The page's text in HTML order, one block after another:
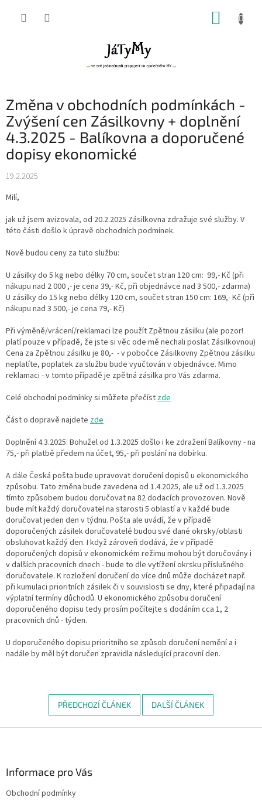
Změna v obchodních podmínkách -
Zvýšení cen Zásilkovny + doplnění
4.3.2025 - Balíkovna a doporučené
dopisy ekonomické
19.2.2025
Milí,
jak už jsem avizovala, od 20.2.2025 Zásilkovna zdražuje své služby. V
této části došlo k úpravě obchodních podmínek.
Nově budou ceny za tuto službu:
U zásilky do 5 kg nebo délky 70 cm, součet stran 120 cm: 99,- Kč (při
nákupu nad 2 000 ,- je cena 39,- Kč, při objednávce nad 3 500,- zdarma)
U zásilky do 15 kg nebo délky 120 cm, součet stran 150 cm: 169,- Kč (při
nákupu nad 3 500,- je cena 79,- Kč)
Při výměně/vrácení/reklamaci lze použít Zpětnou zásilku (ale pozor!
platí pouze v případě, že jste si věc ode mě nechali poslat Zásilkovnou)
Cena za Zpětnou zásilku je 80,- - v pobočce Zásilkovny Zpětnou zásilku
neplatíte, poplatek za službu bude vyučtován v objednávce. Mimo
reklamaci - v tomto případě je zpětná zásilka pro Vás zdarma.
Celé obchodní podmínky si můžete přečíst zde
Část o dopravě najdete zde
Doplnění 4.3.2025: Bohužel od 1.3.2025 došlo i ke zdražení Balíkovny - na
75,- při platbě předem na účet, 95,- při poslání na dobírku.
A dále Česká pošta bude upravovat doručení dopisů u ekonomického
způsobu. Tato změna bude zavedena od 1.4.2025, ale už od 1.3.2025
tímto způsobem budou doručovat na 82 dodacích provozoven. Nově
bude mít každý doručovatel na starosti 5 oblastí a v každé bude
doručovat jeden den v týdnu. Pošta ale uvádí, že v případě
doporučených zásilek doručovatelé budou své dané okrsky/oblasti
obsluhovat každý den. I když zároveň dodává, že v případě
doporučených dopisů v ekonomickém režimu mohou být doručovány i
v dalších pracovních dnech - bude to dle vytížení okrsku příslušného
doručovatele. K rozložení doručení do více dnů může docházet např.
při kumulaci prioritních zásilek či v souvislosti se dny, které připadají na
výplatní termíny důchodů. U ekonomického způsobu doručení
doporučeného dopisu tedy prosím počítejte s dodáním cca 1, 2
pracovních dnů - týden.
U doporučeného dopisu prioritního se způsob doručení nemění a i
nadále by měl být doručen zpravidla následující pracovní den.
PŘEDCHOZÍ ČLÁNEK DALŠÍ ČLÁNEK
Informace pro Vás
Obchodní podmínky